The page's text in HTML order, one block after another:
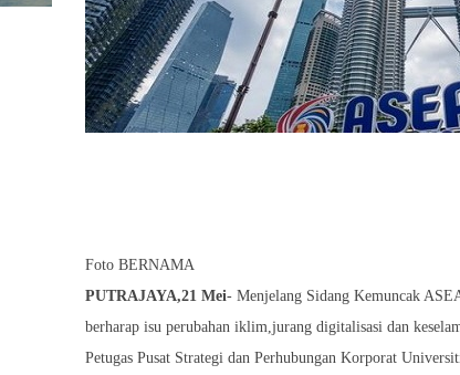
Foto BERNAMA
PUTRAJAYA,21 Mei- Menjelang Sidang Kemuncak
berharap isu perubahan iklim,jurang digitalisasi dan
Petugas Pusat Strategi dan Perhubungan Korporat